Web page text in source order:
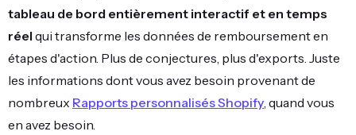
tableau de bord entièrement interactif et en temps
réel qui transforme les données de remboursement en
étapes d'action. Plus de conjectures, plus d'exports. Juste
les informations dont vous avez besoin provenant de
nombreux Rapports personnalisés Shopify, quand vous
en avez besoin.